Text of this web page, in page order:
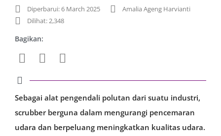
Diperbarui: 6 March 2025
Amalia Ageng Harvianti
Dilihat: 2,348
Bagikan:
Sebagai alat pengendali polutan dari suatu industri,
scrubber berguna dalam mengurangi pencemaran
udara dan berpeluang meningkatkan kualitas udara.